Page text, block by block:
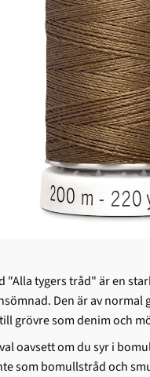
"Alla tygers tråd" är en
Den är av
grövre som denim och
oavsett om du syr i
som bomullstråd och